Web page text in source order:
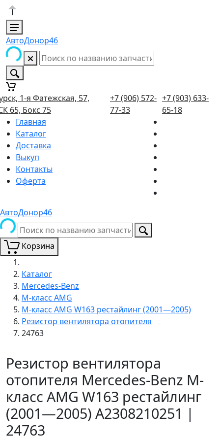
АвтоДонор46
1-я Фатежская, 57,
65, Бокс 75
+7 (906) 572-
77-33
+7 (903) 633-
65-18
Главная
Каталог
Доставка
Выкуп
Контакты
Оферта
АвтоДонор46
Корзина
Каталог
Mercedes-Benz
M-класс AMG
M-класс AMG W163 рестайлинг (2001—2005)
Резистор вентилятора отопителя
24763
Резистор вентилятора
отопителя Mercedes-Benz M-
класс AMG W163 рестайлинг
(2001—2005) A2308210251 |
24763